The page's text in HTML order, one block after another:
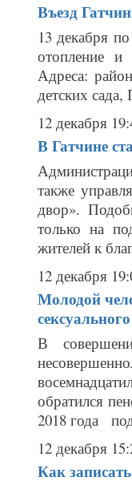
Въезд
13 декабря
отопление
Адреса:
детских
12 декабря
В Гатчине
также
двор».
только на
жителей к
12 декабря
Молодой
В
обратился
2018 года
12 декабря
Как